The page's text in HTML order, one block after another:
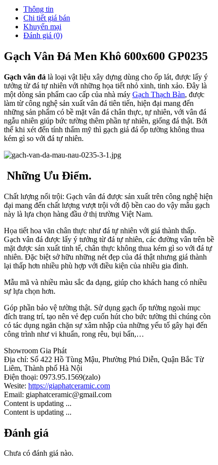
Thông tin
Chi tiết giá bán
Khuyến mại
Đánh giá (0)
Gạch Vân Đá Men Khô 600x600 GP0235
Gạch vân đá là loại vật liệu xây dựng dùng cho ốp lát, được lấy ý
tưởng từ đá tự nhiên với những họa tiết nhỏ xinh, tinh xảo. Đây là
một dòng sản phẩm cao cấp của nhà máy Gạch Thạch Bàn, được
làm từ công nghệ sản xuất vân đá tiên tiến, hiện đại mang đến
những sản phẩm có bề mặt vân đá chân thực, tự nhiên, với vân đá
ngẫu nhiên giúp bức tường thêm phần tự nhiên, giống đá thật. Bởi
thế khi xét đến tính thẩm mỹ thì gạch giả đá ốp tường không thua
kém gì so với đá tự nhiên.
Những Ưu Điểm.
Chất lượng nổi trội: Gạch vân đá được sản xuất trên công nghệ hiện
đại mang đến chất lượng vượt trội với độ bền cao do vậy mẫu gạch
này là lựa chọn hàng đầu ở thị trường Việt Nam.
Họa tiết hoa văn chân thực như đá tự nhiên với giá thành thấp.
Gạch vân đá được lấy ý tưởng từ đá tự nhiên, các đường vân trên bề
mặt được sản xuất tinh tế, chân thực không thua kém gì so với đá tự
nhiên. Đặc biệt sở hữu những nét đẹp của đá thật nhưng giá thành
lại thấp hơn nhiều phù hợp với điều kiện của nhiều gia đình.
Mẫu mã và nhiều màu sắc đa dạng, giúp cho khách hang có nhiều
sự lựa chọn hơn.
Góp phần bảo vệ tường thật. Sử dụng gạch ốp tường ngoài mục
đích trang trí, tạo nên vẻ đẹp cuốn hút cho bức tường thì chúng còn
có tác dụng ngăn chặn sự xâm nhập của những yếu tố gây hại đến
công trình như vi khuẩn, rong rêu, bụi bẩn,…
Showroom Gia Phát
Địa chỉ: Số 422 Hồ Tùng Mậu, Phường Phú Diễn, Quận Bắc Từ
Liêm, Thành phố Hà Nội
Điện thoại: 0973.95.1569(zalo)
Wesite: https://giaphatceramic.com
Email: giaphatceramic@gmail.com
Content is updating ...
Content is updating ...
Đánh giá
Chưa có đánh giá nào.